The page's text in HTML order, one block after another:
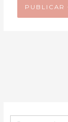
Buscar: